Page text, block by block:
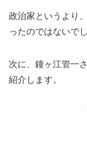
政治家というより
ったのではないで
次に、鐘ヶ江管一
紹介します。